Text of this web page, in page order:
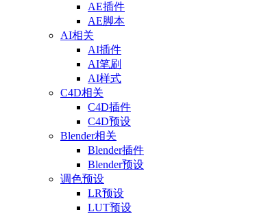
AE插件
AE脚本
AI相关
AI插件
AI笔刷
AI样式
C4D相关
C4D插件
C4D预设
Blender相关
Blender插件
Blender预设
调色预设
LR预设
LUT预设